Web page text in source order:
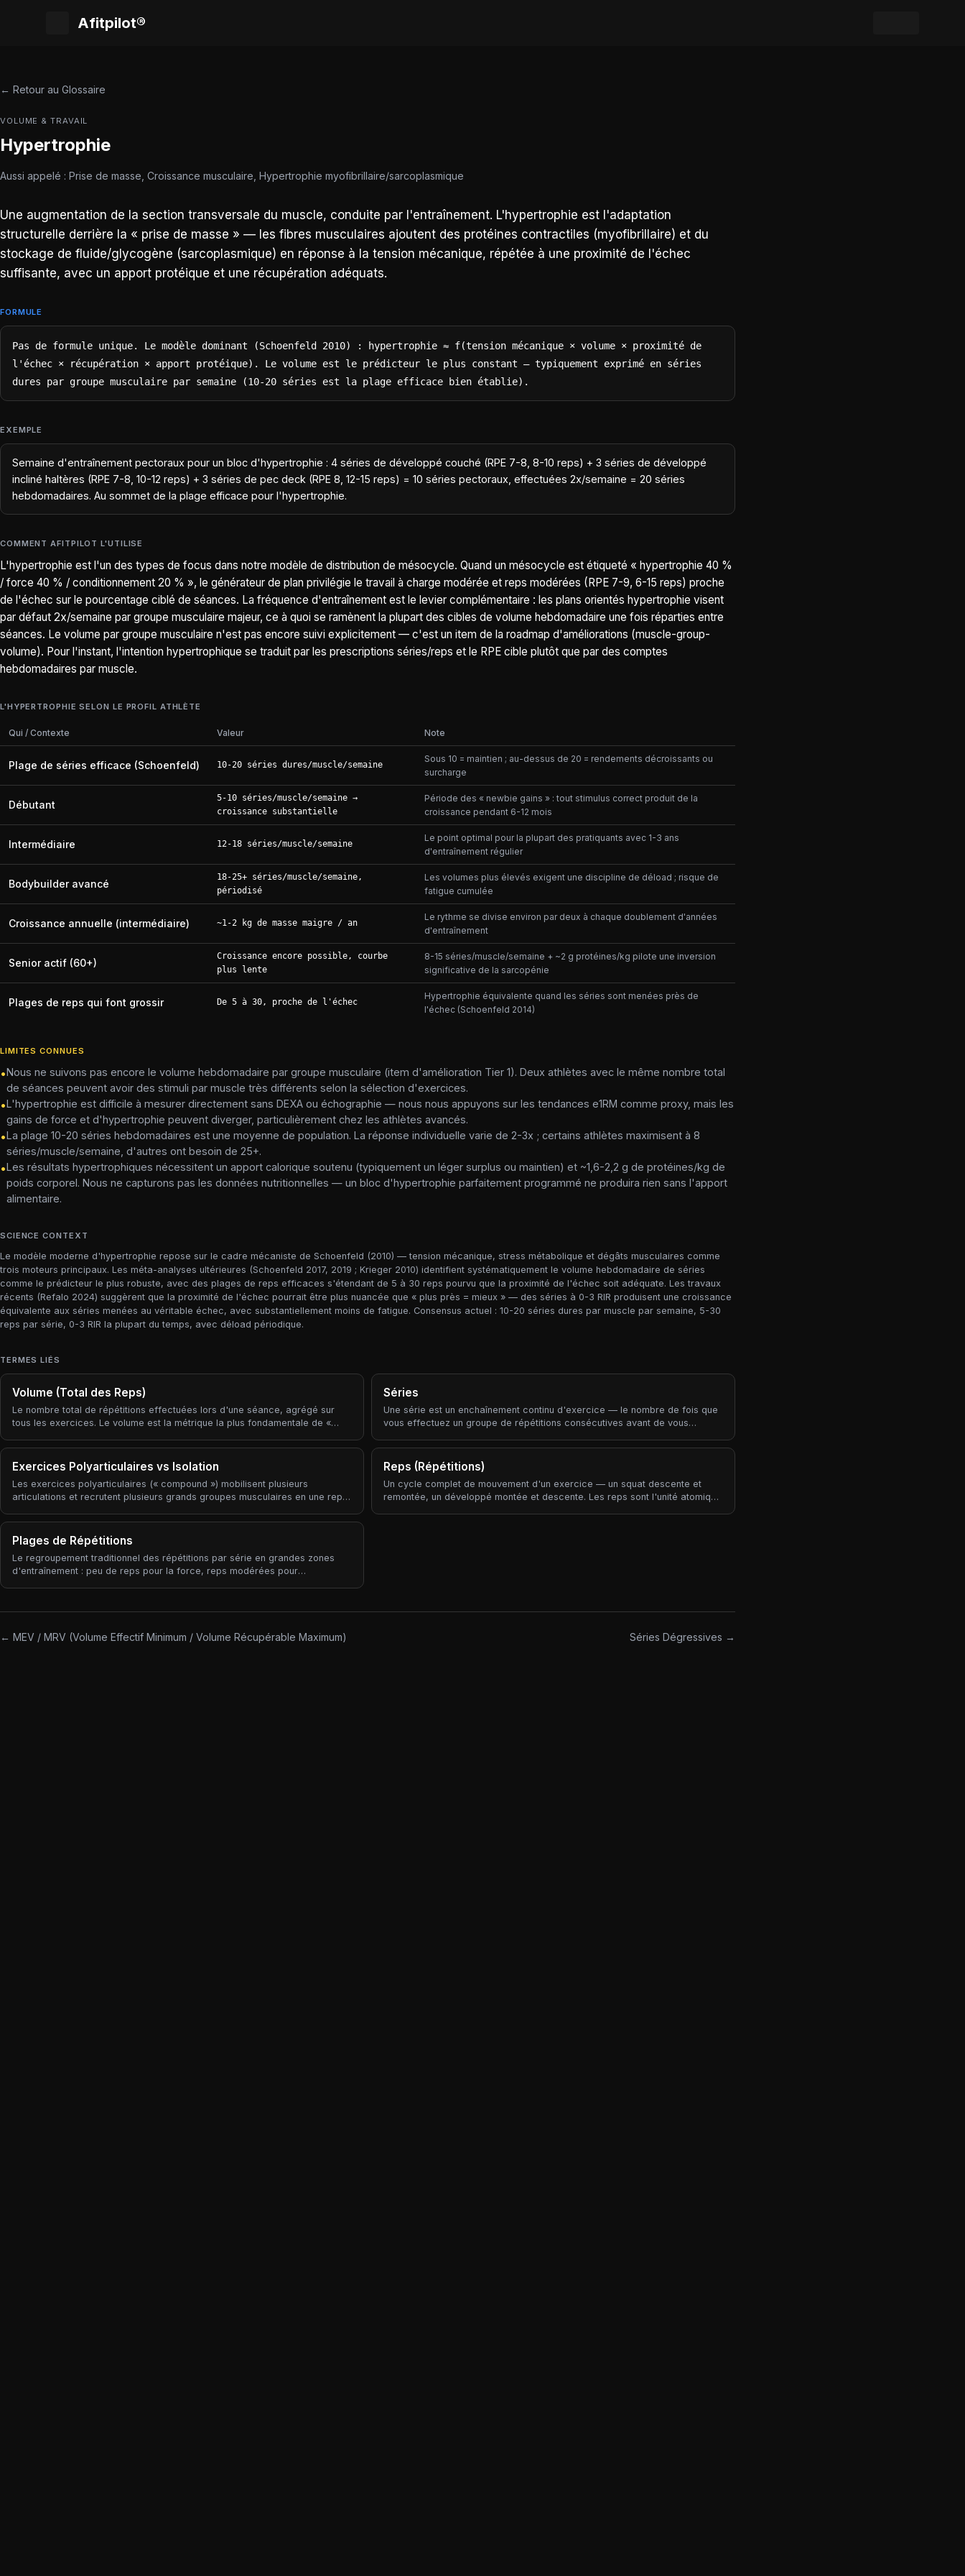
Afitpilot®
← Retour au Glossaire
VOLUME & TRAVAIL
Hypertrophie
Aussi appelé : Prise de masse, Croissance musculaire, Hypertrophie myofibrillaire/sarcoplasmique
Une augmentation de la section transversale du muscle, conduite par l'entraînement. L'hypertrophie est l'adaptation
structurelle derrière la « prise de masse » — les fibres musculaires ajoutent des protéines contractiles (myofibrillaire) et du
stockage de fluide/glycogène (sarcoplasmique) en réponse à la tension mécanique, répétée à une proximité de l'échec
suffisante, avec un apport protéique et une récupération adéquats.
FORMULE
Pas de formule unique. Le modèle dominant (Schoenfeld 2010) : hypertrophie ≈ f(tension mécanique × volume × proximité de
l'échec × récupération × apport protéique). Le volume est le prédicteur le plus constant — typiquement exprimé en séries
dures par groupe musculaire par semaine (10-20 séries est la plage efficace bien établie).
EXEMPLE
Semaine d'entraînement pectoraux pour un bloc d'hypertrophie : 4 séries de développé couché (RPE 7-8, 8-10 reps) + 3 séries de développé
incliné haltères (RPE 7-8, 10-12 reps) + 3 séries de pec deck (RPE 8, 12-15 reps) = 10 séries pectoraux, effectuées 2x/semaine = 20 séries
hebdomadaires. Au sommet de la plage efficace pour l'hypertrophie.
COMMENT AFITPILOT L'UTILISE
L'hypertrophie est l'un des types de focus dans notre modèle de distribution de mésocycle. Quand un mésocycle est étiqueté « hypertrophie 40 %
/ force 40 % / conditionnement 20 % », le générateur de plan privilégie le travail à charge modérée et reps modérées (RPE 7-9, 6-15 reps) proche
de l'échec sur le pourcentage ciblé de séances. La fréquence d'entraînement est le levier complémentaire : les plans orientés hypertrophie visent
par défaut 2x/semaine par groupe musculaire majeur, ce à quoi se ramènent la plupart des cibles de volume hebdomadaire une fois réparties entre
séances. Le volume par groupe musculaire n'est pas encore suivi explicitement — c'est un item de la roadmap d'améliorations (muscle-group-
volume). Pour l'instant, l'intention hypertrophique se traduit par les prescriptions séries/reps et le RPE cible plutôt que par des comptes
hebdomadaires par muscle.
L'HYPERTROPHIE SELON LE PROFIL ATHLÈTE
Qui / Contexte Valeur Note
Plage de séries efficace (Schoenfeld) 10-20 séries dures/muscle/semaine
Sous 10 = maintien ; au-dessus de 20 = rendements décroissants ou
surcharge
Débutant
5-10 séries/muscle/semaine →
croissance substantielle
Période des « newbie gains » : tout stimulus correct produit de la
croissance pendant 6-12 mois
Intermédiaire 12-18 séries/muscle/semaine
Le point optimal pour la plupart des pratiquants avec 1-3 ans
d'entraînement régulier
Bodybuilder avancé
18-25+ séries/muscle/semaine,
périodisé
Les volumes plus élevés exigent une discipline de déload ; risque de
fatigue cumulée
Croissance annuelle (intermédiaire) ~1-2 kg de masse maigre / an
Le rythme se divise environ par deux à chaque doublement d'années
d'entraînement
Senior actif (60+)
Croissance encore possible, courbe
plus lente
8-15 séries/muscle/semaine + ~2 g protéines/kg pilote une inversion
significative de la sarcopénie
Plages de reps qui font grossir De 5 à 30, proche de l'échec
Hypertrophie équivalente quand les séries sont menées près de
l'échec (Schoenfeld 2014)
LIMITES CONNUES
•Nous ne suivons pas encore le volume hebdomadaire par groupe musculaire (item d'amélioration Tier 1). Deux athlètes avec le même nombre total
de séances peuvent avoir des stimuli par muscle très différents selon la sélection d'exercices.
•L'hypertrophie est difficile à mesurer directement sans DEXA ou échographie — nous nous appuyons sur les tendances e1RM comme proxy, mais les
gains de force et d'hypertrophie peuvent diverger, particulièrement chez les athlètes avancés.
•La plage 10-20 séries hebdomadaires est une moyenne de population. La réponse individuelle varie de 2-3x ; certains athlètes maximisent à 8
séries/muscle/semaine, d'autres ont besoin de 25+.
•Les résultats hypertrophiques nécessitent un apport calorique soutenu (typiquement un léger surplus ou maintien) et ~1,6-2,2 g de protéines/kg de
poids corporel. Nous ne capturons pas les données nutritionnelles — un bloc d'hypertrophie parfaitement programmé ne produira rien sans l'apport
alimentaire.
SCIENCE CONTEXT
Le modèle moderne d'hypertrophie repose sur le cadre mécaniste de Schoenfeld (2010) — tension mécanique, stress métabolique et dégâts musculaires comme
trois moteurs principaux. Les méta-analyses ultérieures (Schoenfeld 2017, 2019 ; Krieger 2010) identifient systématiquement le volume hebdomadaire de séries
comme le prédicteur le plus robuste, avec des plages de reps efficaces s'étendant de 5 à 30 reps pourvu que la proximité de l'échec soit adéquate. Les travaux
récents (Refalo 2024) suggèrent que la proximité de l'échec pourrait être plus nuancée que « plus près = mieux » — des séries à 0-3 RIR produisent une croissance
équivalente aux séries menées au véritable échec, avec substantiellement moins de fatigue. Consensus actuel : 10-20 séries dures par muscle par semaine, 5-30
reps par série, 0-3 RIR la plupart du temps, avec déload périodique.
TERMES LIÉS
Volume (Total des Reps)
Le nombre total de répétitions effectuées lors d'une séance, agrégé sur
tous les exercices. Le volume est la métrique la plus fondamentale de «
Séries
Une série est un enchaînement continu d'exercice — le nombre de fois que
vous effectuez un groupe de répétitions consécutives avant de vous
d'entraînement.
Exercices Polyarticulaires vs Isolation
Les exercices polyarticulaires (« compound ») mobilisent plusieurs
articulations et recrutent plusieurs grands groupes musculaires en une rep
Les exercices d'isolation mobilisent essentiellement une articulation et
ciblent un seul groupe musculaire (curl, leg extension, élévation latérale,
extension mollets). Presque tout programme de force est bâti à partir d'un
petit nombre de mouvements polyarticulaires qui portent l'essentiel du
stimulus, complétés par du travail d'isolation pour corriger des faiblesses
ou cibler directement un muscle.
Reps (Répétitions)
Un cycle complet de mouvement d'un exercice — un squat descente et
remontée, un développé montée et descente. Les reps sont l'unité atomique
Plages de Répétitions
Le regroupement traditionnel des répétitions par série en grandes zones
d'entraînement : peu de reps pour la force, reps modérées pour
de communiquer l'intention — « 5x5 », « 3x8-12 », « 2x20 » impliquent
← MEV / MRV (Volume Effectif Minimum / Volume Récupérable Maximum) Séries Dégressives →